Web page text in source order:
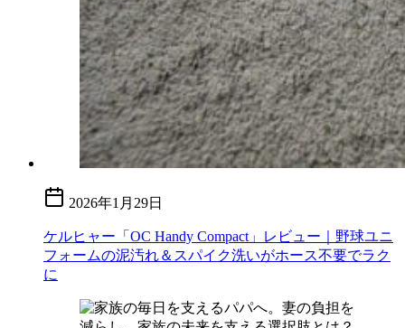
2026年1月29日
ケルヒャー「OC Handy Compact」レビュー｜野球ユニ
フォームの泥汚れ＆スパイク洗いがホース不要でラク
に